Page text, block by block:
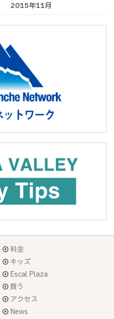
2015年11月
料金
キッズ
Escal Plaza
買う
アクセス
News